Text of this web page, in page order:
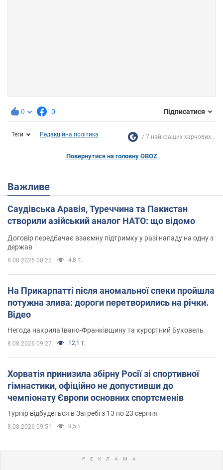
0 0 Підписатися
Теги Редакційна політика 7 найкращих харчових...
Повернутися на головну OBOZ
Важливе
Саудівська Аравія, Туреччина та Пакистан
створили азійський аналог НАТО: що відомо
Договір передбачає взаємну підтримку у разі нападу на одну з
держав
8.08.2026 00:22 4,8 т.
На Прикарпатті після аномальної спеки пройшла
потужна злива: дороги перетворились на річки.
Відео
Негода накрила Івано-Франківщину та курортний Буковель
8.08.2026 09:27 12,1 т.
Хорватія принизила збірну Росії зі спортивної
гімнастики, офіційно не допустивши до
чемпіонату Європи основних спортсменів
Турнір відбудеться в Загребі з 13 по 23 серпня
8.08.2026 09:51 9,5 т.